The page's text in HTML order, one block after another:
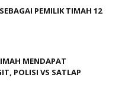
PEMILIK TIMAH 12
MENDAPAT
POLISI VS SATLAP